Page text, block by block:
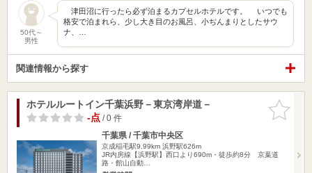
50代～
男性
津田沼に行ったら必ず泊まるカプセルホテルです。 いつでも
格安で泊まれら、少し大き目のお風呂、小ぢんまりとしたサウ
ナ、…
関連情報から探す
お気に入
りに追加
ホテルルートイン千葉浜野－東京湾岸道－
-点/ 0 件
千葉県 / 千葉市中央区
京成稲毛駅9.99km 浜野駅626m
JR内房線【浜野駅】西口より690m・徒歩約8分 京葉道
路・館山自動…